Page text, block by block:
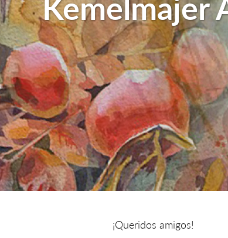
Kemelmajer
¡Queridos amigos!